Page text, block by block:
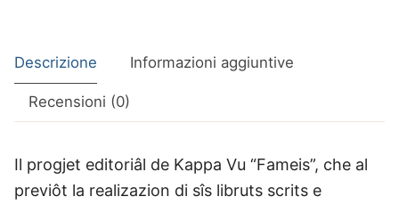
Descrizione Informazioni aggiuntive
Recensioni (0)
Il progjet editoriâl de Kappa Vu “Fameis”, che al
previôt la realizazion di sîs libruts scrits e